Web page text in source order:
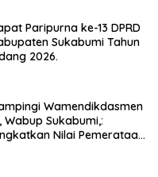
Paripurna ke-13 DPRD
Sukabumi Tahun
2026.
Wamendikdasmen
Wabup Sukabumi,:
Nilai Pemerataan